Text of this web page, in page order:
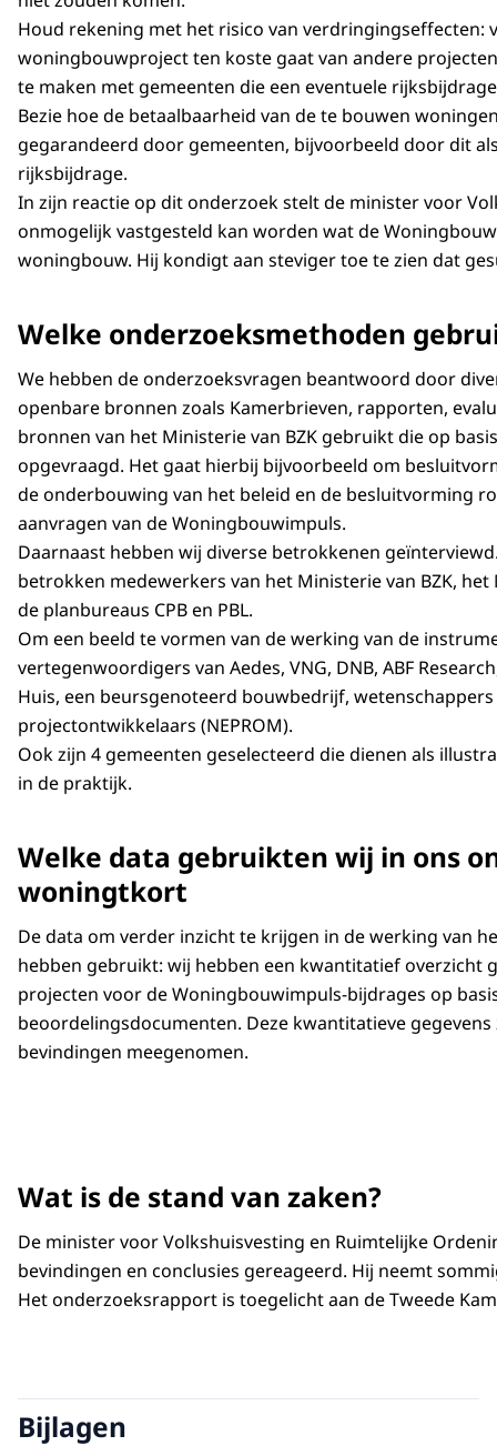
Houd rekening met het risico van verdringingseffecten:
woningbouwproject ten koste gaat van andere
te maken met gemeenten die een eventuele
Bezie hoe de betaalbaarheid van de te bouwen
gegarandeerd door gemeenten, bijvoorbeeld door dit
rijksbijdrage.
In zijn reactie op dit onderzoek stelt de minister voor
onmogelijk vastgesteld kan worden wat de
woningbouw. Hij kondigt aan steviger toe te zien dat
Welke onderzoeksmethoden
We hebben de onderzoeksvragen beantwoord door
openbare bronnen zoals Kamerbrieven, rapporten,
bronnen van het Ministerie van BZK gebruikt die op
opgevraagd. Het gaat hierbij bijvoorbeeld om
de onderbouwing van het beleid en de besluitvorming
aanvragen van de Woningbouwimpuls.
Daarnaast hebben wij diverse betrokkenen
betrokken medewerkers van het Ministerie van BZK, het
de planbureaus CPB en PBL.
Om een beeld te vormen van de werking van de
vertegenwoordigers van Aedes, VNG, DNB, ABF
Huis, een beursgenoteerd bouwbedrijf,
projectontwikkelaars (NEPROM).
Ook zijn 4 gemeenten geselecteerd die dienen als
in de praktijk.
Welke data gebruikten wij in ons
woningtkort
De data om verder inzicht te krijgen in de werking van
hebben gebruikt: wij hebben een kwantitatief overzicht
projecten voor de Woningbouwimpuls-bijdrages op
beoordelingsdocumenten. Deze kwantitatieve
bevindingen meegenomen.
Wat is de stand van zaken?
De minister voor Volkshuisvesting en Ruimtelijke
bevindingen en conclusies gereageerd. Hij neemt
Het onderzoeksrapport is toegelicht aan de Tweede
Bijlagen